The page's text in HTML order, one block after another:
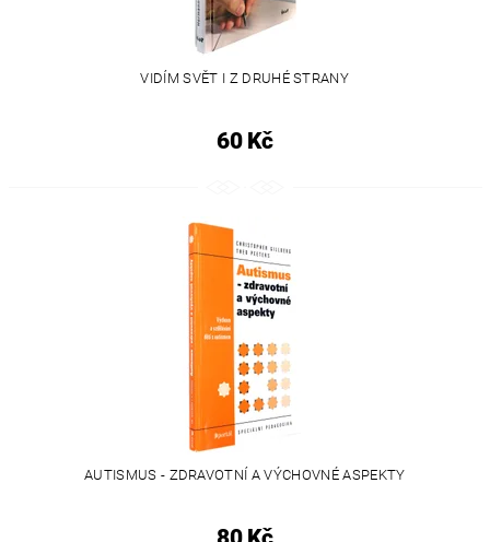
VIDÍM SVĚT I Z DRUHÉ STRANY
60 Kč
AUTISMUS - ZDRAVOTNÍ A VÝCHOVNÉ ASPEKTY